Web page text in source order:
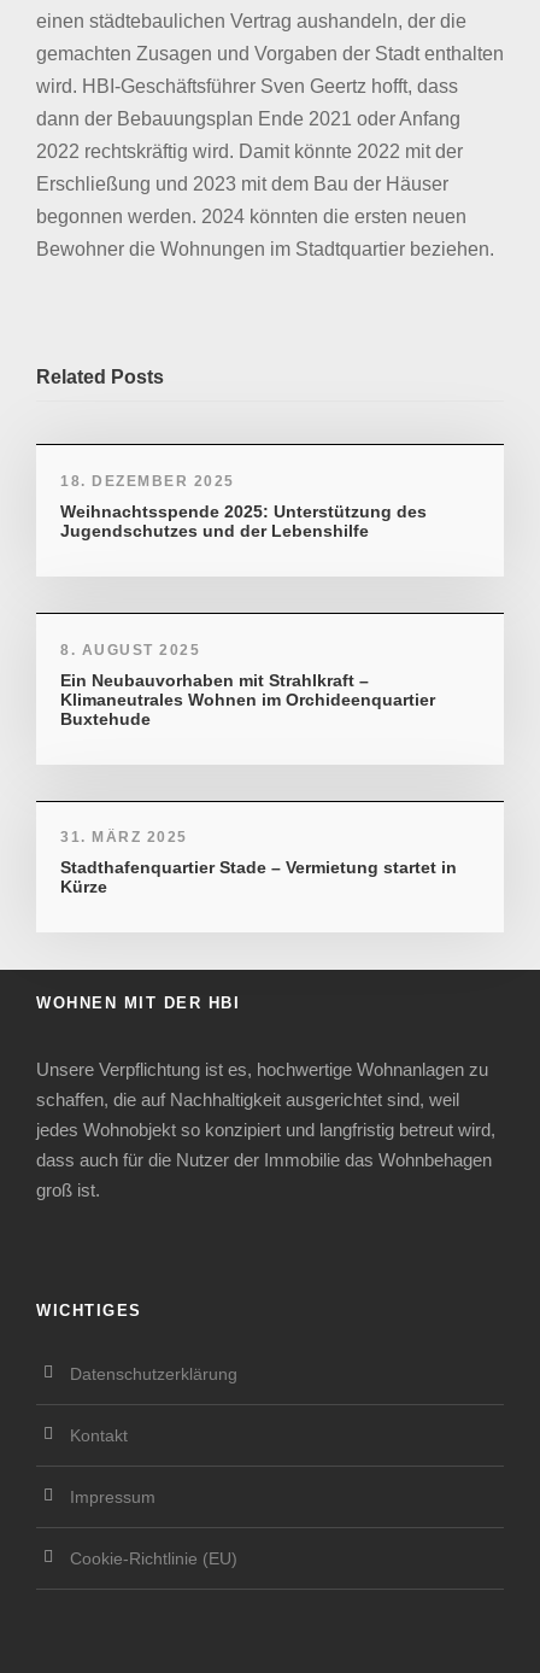
einen städtebaulichen Vertrag aushandeln, der die
gemachten Zusagen und Vorgaben der Stadt enthalten
wird. HBI-Geschäftsführer Sven Geertz hofft, dass
dann der Bebauungsplan Ende 2021 oder Anfang
2022 rechtskräftig wird. Damit könnte 2022 mit der
Erschließung und 2023 mit dem Bau der Häuser
begonnen werden. 2024 könnten die ersten neuen
Bewohner die Wohnungen im Stadtquartier beziehen.
Related Posts
18. DEZEMBER 2025
Weihnachtsspende 2025: Unterstützung des
Jugendschutzes und der Lebenshilfe
8. AUGUST 2025
Ein Neubauvorhaben mit Strahlkraft –
Klimaneutrales Wohnen im Orchideenquartier
Buxtehude
31. MÄRZ 2025
Stadthafenquartier Stade – Vermietung startet in
Kürze
WOHNEN MIT DER HBI
Unsere Verpflichtung ist es, hochwertige Wohnanlagen zu
schaffen, die auf Nachhaltigkeit ausgerichtet sind, weil
jedes Wohnobjekt so konzipiert und langfristig betreut wird,
dass auch für die Nutzer der Immobilie das Wohnbehagen
groß ist.
WICHTIGES
Datenschutzerklärung
Kontakt
Impressum
Cookie-Richtlinie (EU)